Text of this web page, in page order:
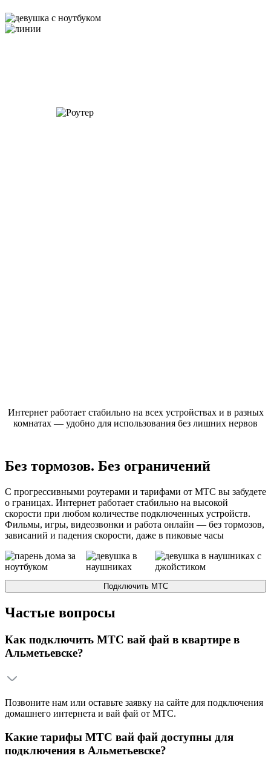
Интернет работает стабильно на всех устройствах и в разных
комнатах — удобно для использования без лишних нервов
Без тормозов. Без ограничений
С прогрессивными роутерами и тарифами от МТС вы забудете
о границах. Интернет работает стабильно на высокой
скорости при любом количестве подключенных устройств.
Фильмы, игры, видеозвонки и работа онлайн — без тормозов,
зависаний и падения скорости, даже в пиковые часы
ПодключитьМТС
Частые вопросы
Как подключить МТС вай фай в квартире в
Альметьевске?
Позвоните нам или оставьте заявку на сайте для подключения
домашнего интернета и вай фай от МТС.
Какие тарифы МТС вай фай доступны для
подключения в Альметьевске?